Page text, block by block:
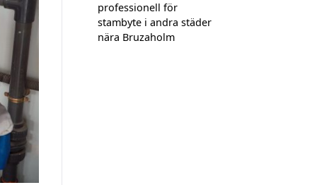
professionell för
stambyte i andra städer
nära Bruzaholm